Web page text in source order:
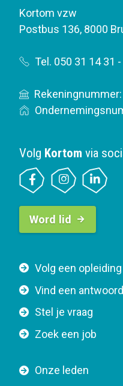
Kortom vzw
Postbus 136, 8000
Tel. 050 31 14 31 -
F
o
t
e
a
Volg een opleiding
Vind een antwoord
Stel je vraag
Zoek een job
Onze leden
Volg Kortom via
B
t
o
n
a
v
g
Word lid